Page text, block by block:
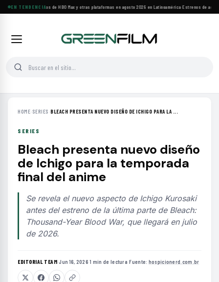
EN TENDENCIA
Principales estrenos de HBO Max y otras plataformas en agosto 2026 en Latinoamérica·Estrenos de
HOME› SERIES ›BLEACH PRESENTA NUEVO DISEÑO DE ICHIGO PARA LA ...
SERIES
Bleach presenta nuevo diseño
de Ichigo para la temporada
final del anime
Se revela el nuevo aspecto de Ichigo Kurosaki
antes del estreno de la última parte de Bleach:
Thousand-Year Blood War, que llegará en julio
de 2026.
EDITORIAL TEAM·Jun 16, 2026·1 min de lectura·Fuente: hospicionerd.com.br